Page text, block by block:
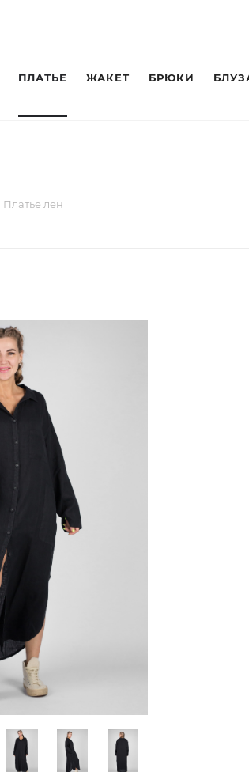
ПЛАТЬЕ ЖАКЕТ БРЮКИ
Платье лен